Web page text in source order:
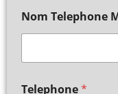
Nom Telephone
Telephone*